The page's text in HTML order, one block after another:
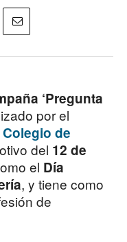
‘Pregunta
por el
Colegio de
del 12 de
el Día
, y tiene como
de